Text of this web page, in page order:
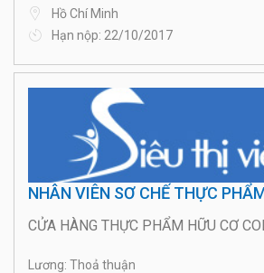
Hồ Chí Minh
Hạn nộp: 22/10/2017
NHÂN VIÊN SƠ CHẾ THỰC
CỬA HÀNG THỰC PHẨM HỮU CƠ
Lương: Thoả thuận